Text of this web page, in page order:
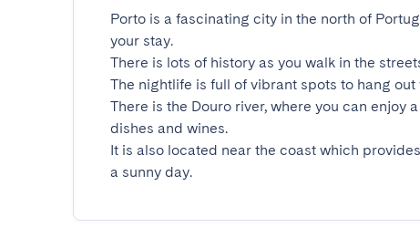
Porto is a fascinating city in the north of
your stay.
There is lots of history as you walk in the
The nightlife is full of vibrant spots to hang
There is the Douro river, where you can
dishes and wines.
It is also located near the coast which
a sunny day.